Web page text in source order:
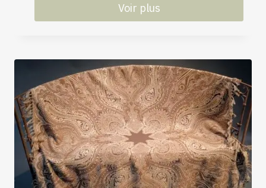
Voir plus